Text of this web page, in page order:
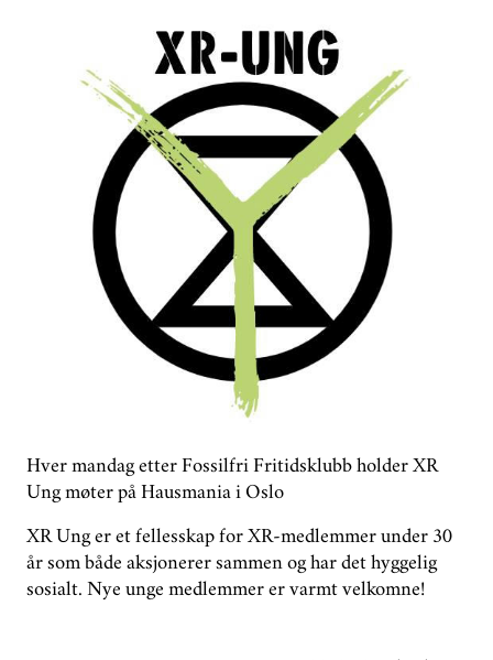
PHASE OUT NORWAY
NORWEGIAN
Hver mandag etter Fossilfri Fritidsklubb holder XR
Ung møter på Hausmania i Oslo
XR Ung er et fellesskap for XR-medlemmer under 30
år som både aksjonerer sammen og har det hyggelig
sosialt. Nye unge medlemmer er varmt velkomne!